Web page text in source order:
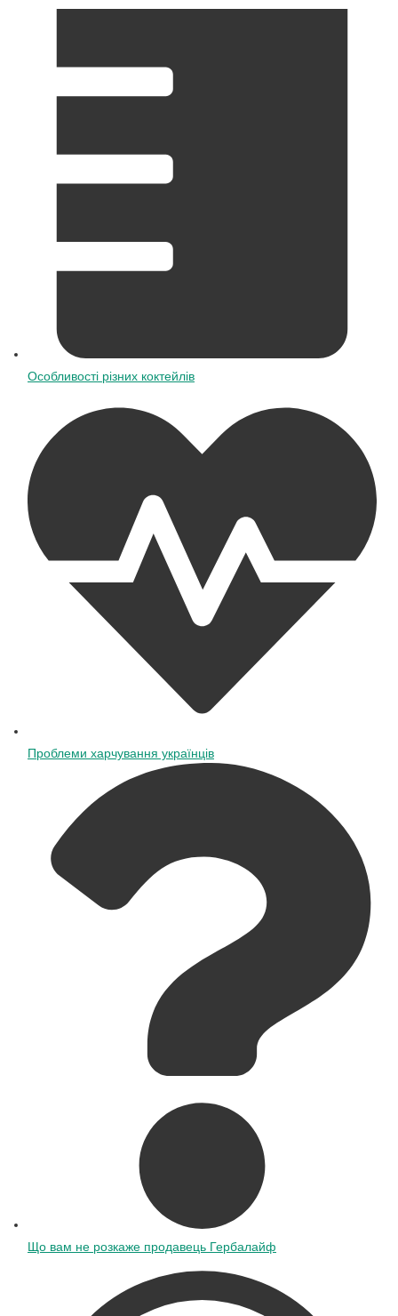
Особливості різних коктейлів
Проблеми харчування українців
Що вам не розкаже продавець Гербалайф